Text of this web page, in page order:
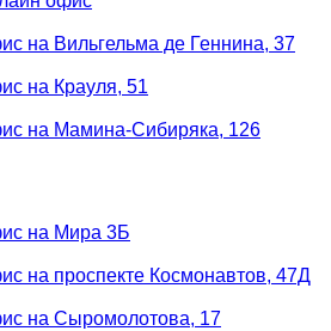
на Вильгельма де Геннина, 37
на Крауля, 51
на Мамина-Сибиряка, 126
на Мира 3Б
на проспекте Космонавтов, 47Д
на Сыромолотова, 17